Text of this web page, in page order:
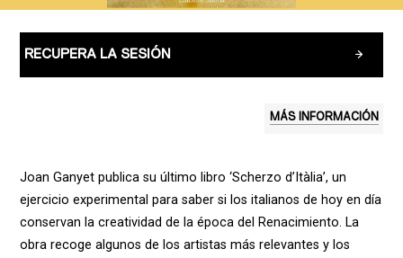
RECUPERA LA SESIÓN
MÁS INFORMACIÓN
Joan Ganyet publica su último libro ‘Scherzo d’Itàlia’, un
ejercicio experimental para saber si los italianos de hoy en día
conservan la creatividad de la época del Renacimiento. La
obra recoge algunos de los artistas más relevantes y los